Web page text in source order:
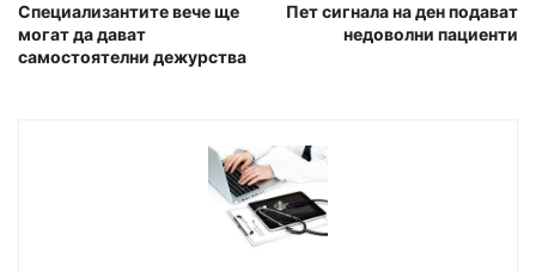
Специализантите вече ще
могат да дават
самостоятелни дежурства
Пет сигнала на ден подават
недоволни пациенти